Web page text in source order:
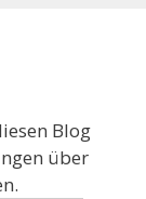
Blog
über